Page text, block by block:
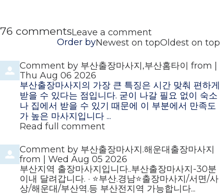
76 commentsLeave a comment
Order byNewest on topOldest on top
Comment by 부산출장마사지,부산홈타이 from
Thu Aug 06 2026
부산출장마사지의 가장 큰 특징은 시간 맞춰 편하게
받을 수 있다는 점입니다. 굳이 나갈 필요 없이 숙소
나 집에서 받을 수 있기 때문에 이 부분에서 만족도
가 높은 마사지입니다 ...
Read full comment
Comment by 부산출장마사지.해운대출장마사지
from
Wed Aug 05 2026
부산지역 출장마사지입니다..부산출장마사지-30분
이내 달려갑니다. · ⭐️부산.경남⭐️출장마사지/서면/사
상/해운대/부산역.등 부산전지역 가능합니다...